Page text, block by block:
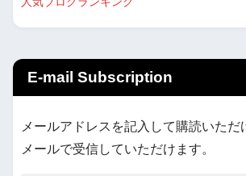
E-mail Subscription
メールアドレスを記入して購読いただ
メールで受信していただけます。